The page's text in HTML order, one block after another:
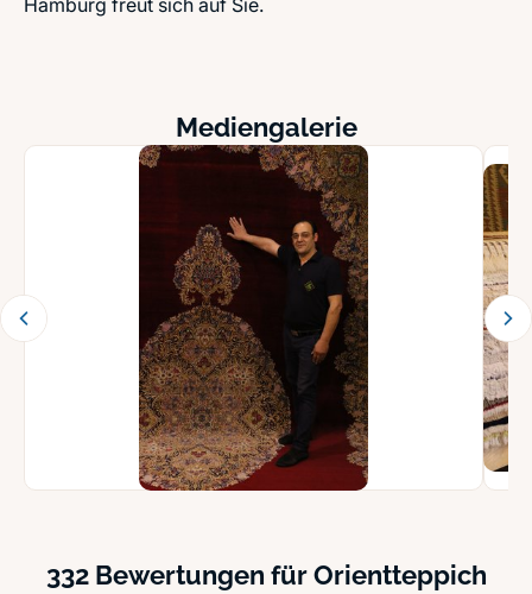
Hamburg freut sich auf Sie.
Mediengalerie
332 Bewertungen für Orientteppich